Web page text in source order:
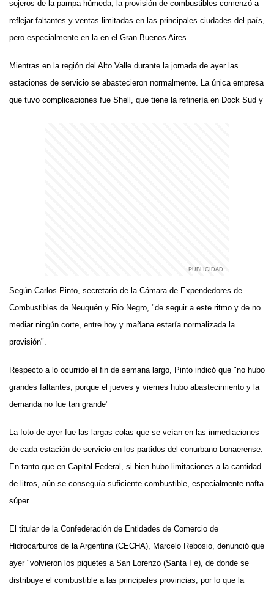
sojeros de la pampa húmeda, la provisión de combustibles comenzó a
reflejar faltantes y ventas limitadas en las principales ciudades del país,
pero especialmente en la en el Gran Buenos Aires.
Mientras en la región del Alto Valle durante la jornada de ayer las
estaciones de servicio se abastecieron normalmente. La única empresa
que tuvo complicaciones fue Shell, que tiene la refinería en Dock Sud y
Según Carlos Pinto, secretario de la Cámara de Expendedores de
Combustibles de Neuquén y Río Negro, "de seguir a este ritmo y de no
mediar ningún corte, entre hoy y mañana estaría normalizada la
provisión".
Respecto a lo ocurrido el fin de semana largo, Pinto indicó que "no hubo
grandes faltantes, porque el jueves y viernes hubo abastecimiento y la
demanda no fue tan grande"
La foto de ayer fue las largas colas que se veían en las inmediaciones
de cada estación de servicio en los partidos del conurbano bonaerense.
En tanto que en Capital Federal, si bien hubo limitaciones a la cantidad
de litros, aún se conseguía suficiente combustible, especialmente nafta
súper.
El titular de la Confederación de Entidades de Comercio de
Hidrocarburos de la Argentina (CECHA), Marcelo Rebosio, denunció que
ayer "volvieron los piquetes a San Lorenzo (Santa Fe), de donde se
distribuye el combustible a las principales provincias, por lo que la